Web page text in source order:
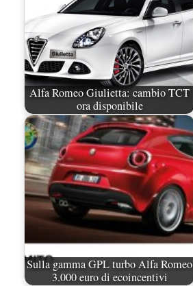
Alfa Romeo Giulietta: cambio TCT
ora disponibile
Sulla gamma GPL turbo Alfa Romeo
3.000 euro di ecoincentivi